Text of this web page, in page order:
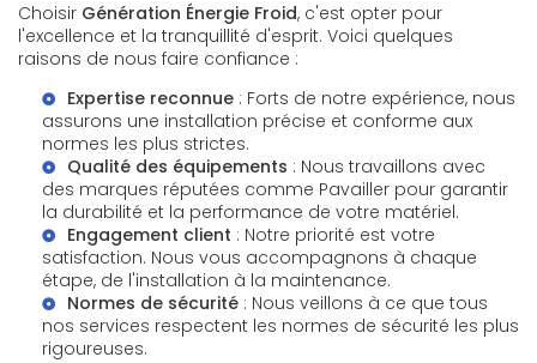
Choisir Génération Énergie Froid, c'est opter pour
l'excellence et la tranquillité d'esprit. Voici quelques
raisons de nous faire confiance :
Expertise reconnue : Forts de notre expérience, nous
assurons une installation précise et conforme aux
normes les plus strictes.
Qualité des équipements : Nous travaillons avec
des marques réputées comme Pavailler pour garantir
la durabilité et la performance de votre matériel.
Engagement client : Notre priorité est votre
satisfaction. Nous vous accompagnons à chaque
étape, de l'installation à la maintenance.
Normes de sécurité : Nous veillons à ce que tous
nos services respectent les normes de sécurité les plus
rigoureuses.